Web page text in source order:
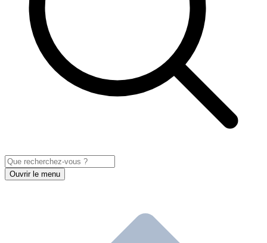
Ouvrir le menu